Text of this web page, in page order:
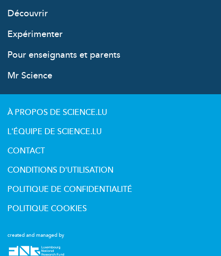
Découvrir
Expérimenter
Pour enseignants et parents
Mr Science
created and managed by
À PROPOS DE SCIENCE.LU
L'ÉQUIPE DE SCIENCE.LU
CONTACT
CONDITIONS D'UTILISATION
POLITIQUE DE CONFIDENTIALITÉ
POLITIQUE COOKIES